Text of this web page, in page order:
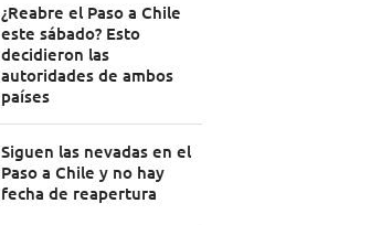
¿Reabre el Paso a Chile
este sábado? Esto
decidieron las
autoridades de ambos
países
Siguen las nevadas en el
Paso a Chile y no hay
fecha de reapertura